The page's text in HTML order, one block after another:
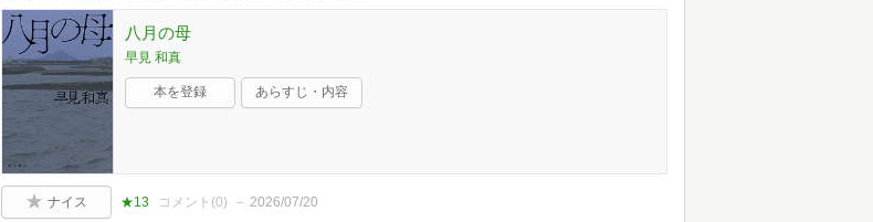
八月の母
早見 和真
本を登録 あらすじ・内容
ナイス ★13 コメント(0) 2026/07/20